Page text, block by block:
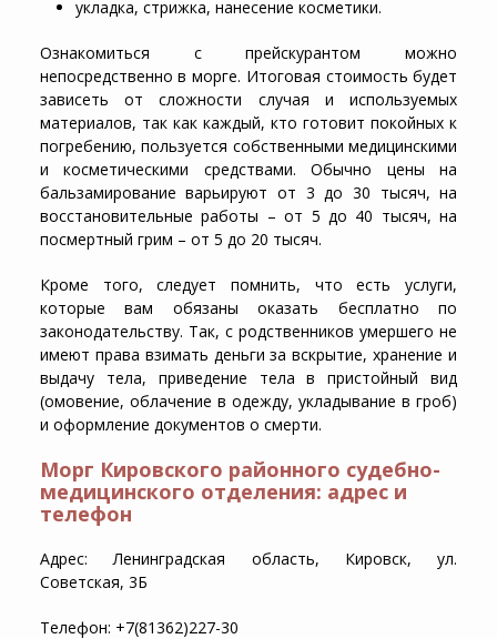
укладка, стрижка, нанесение косметики.
Ознакомиться с прейскурантом можно
непосредственно в морге. Итоговая стоимость будет
зависеть от сложности случая и используемых
материалов, так как каждый, кто готовит покойных к
погребению, пользуется собственными медицинскими
и косметическими средствами. Обычно цены на
бальзамирование варьируют от 3 до 30 тысяч, на
восстановительные работы – от 5 до 40 тысяч, на
посмертный грим – от 5 до 20 тысяч.
Кроме того, следует помнить, что есть услуги,
которые вам обязаны оказать бесплатно по
законодательству. Так, с родственников умершего не
имеют права взимать деньги за вскрытие, хранение и
выдачу тела, приведение тела в пристойный вид
(омовение, облачение в одежду, укладывание в гроб)
и оформление документов о смерти.
Морг Кировского районного судебно-
медицинского отделения: адрес и
телефон
Адрес: Ленинградская область, Кировск, ул.
Советская, 3Б
Телефон: +7(81362)227-30